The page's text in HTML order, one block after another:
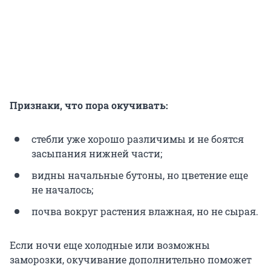
Признаки, что пора окучивать:
стебли уже хорошо различимы и не боятся
засыпания нижней части;
видны начальные бутоны, но цветение еще
не началось;
почва вокруг растения влажная, но не сырая.
Если ночи еще холодные или возможны
заморозки, окучивание дополнительно поможет